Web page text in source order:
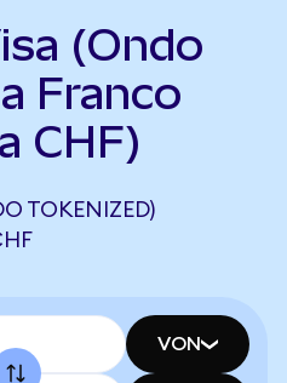
(Ondo
Franco
CHF)
TOKENIZED)
VON